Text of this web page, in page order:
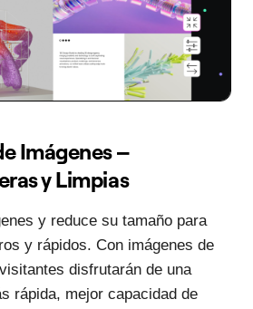
Imágenes –
y Limpias
y reduce su tamaño para
y rápidos. Con imágenes de
disfrutarán de una
rápida, mejor capacidad de